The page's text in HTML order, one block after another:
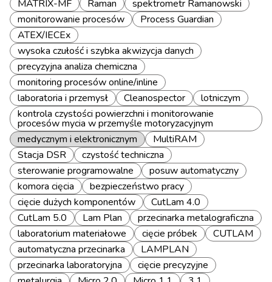
MATRIX-MF
Raman
spektrometr Ramanowski
monitorowanie procesów
Process Guardian
ATEX/IECEx
wysoka czułość i szybka akwizycja danych
precyzyjna analiza chemiczna
monitoring procesów online/inline
laboratoria i przemysł
Cleanospector
lotniczym
kontrola czystości powierzchni i monitorowanie
procesów mycia w przemyśle motoryzacyjnym
medycznym i elektronicznym
MultiRAM
Stacja DSR
czystość techniczna
sterowanie programowalne
posuw automatyczny
komora cięcia
bezpieczeństwo pracy
cięcie dużych komponentów
CutLam 4.0
CutLam 5.0
Lam Plan
przecinarka metalograficzna
laboratorium materiałowe
cięcie próbek
CUTLAM
automatyczna przecinarka
LAMPLAN
przecinarka laboratoryjna
cięcie precyzyjne